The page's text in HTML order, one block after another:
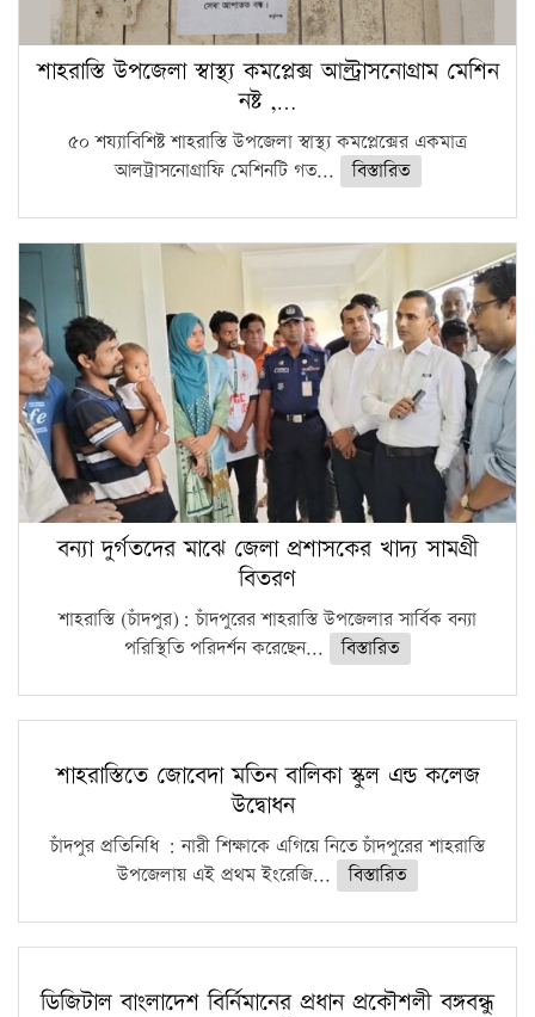
শাহরাস্তি উপজেলা স্বাস্থ্য কমপ্লেক্স আল্ট্রাসনোগ্রাম মেশিন
নষ্ট ,…
৫০ শয্যাবিশিষ্ট শাহরাস্তি উপজেলা স্বাস্থ্য কমপ্লেক্সের একমাত্র
আলট্রাসনোগ্রাফি মেশিনটি গত...
বিস্তারিত
বন্যা দুর্গতদের মাঝে জেলা প্রশাসকের খাদ্য সামগ্রী
বিতরণ
শাহরাস্তি (চাঁদপুর): চাঁদপুরের শাহরাস্তি উপজেলার সার্বিক বন্যা
পরিস্থিতি পরিদর্শন করেছেন...
বিস্তারিত
শাহরাস্তিতে জোবেদা মতিন বালিকা স্কুল এন্ড কলেজ
উদ্বোধন
চাঁদপুর প্রতিনিধি : নারী শিক্ষাকে এগিয়ে নিতে চাঁদপুরের শাহরাস্তি
উপজেলায় এই প্রথম ইংরেজি...
বিস্তারিত
ডিজিটাল বাংলাদেশ বির্নিমানের প্রধান প্রকৌশলী বঙ্গবন্ধু